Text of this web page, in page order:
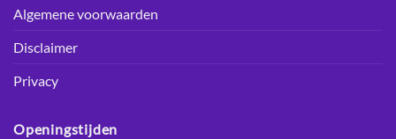
Algemene voorwaarden
Disclaimer
Privacy
Openingstijden